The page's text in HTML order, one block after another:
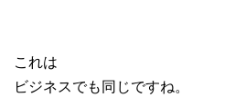
これは
ビジネスでも同じですね。